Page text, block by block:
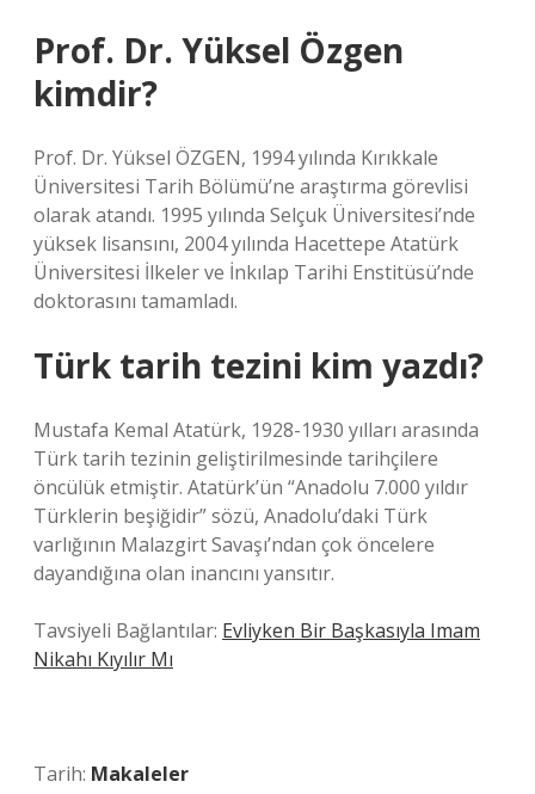
Prof. Dr. Yüksel Özgen
kimdir?
Prof. Dr. Yüksel ÖZGEN, 1994 yılında Kırıkkale
Üniversitesi Tarih Bölümü’ne araştırma görevlisi
olarak atandı. 1995 yılında Selçuk Üniversitesi’nde
yüksek lisansını, 2004 yılında Hacettepe Atatürk
Üniversitesi İlkeler ve İnkılap Tarihi Enstitüsü’nde
doktorasını tamamladı.
Türk tarih tezini kim yazdı?
Mustafa Kemal Atatürk, 1928-1930 yılları arasında
Türk tarih tezinin geliştirilmesinde tarihçilere
öncülük etmiştir. Atatürk’ün “Anadolu 7.000 yıldır
Türklerin beşiğidir” sözü, Anadolu’daki Türk
varlığının Malazgirt Savaşı’ndan çok öncelere
dayandığına olan inancını yansıtır.
Tavsiyeli Bağlantılar: Evliyken Bir Başkasıyla Imam
Nikahı Kıyılır Mı
Tarih: Makaleler